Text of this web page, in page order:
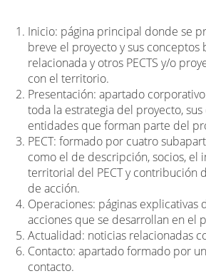
Inicio: página principal donde se
breve el proyecto y sus conceptos
relacionada y otros PECTS y/o
con el territorio.
Presentación: apartado
toda la estrategia del proyecto, sus
entidades que forman parte del
PECT: formado por cuatro
como el de descripción, socios, el
territorial del PECT y contribución
de acción.
Operaciones: páginas explicativas
acciones que se desarrollan en el
Actualidad: noticias relacionadas
Contacto: apartado formado por
contacto.